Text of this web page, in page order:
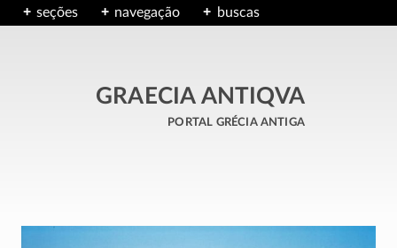
seções navegação buscas
GRAECIA ANTIQVA
portal grécia antiga